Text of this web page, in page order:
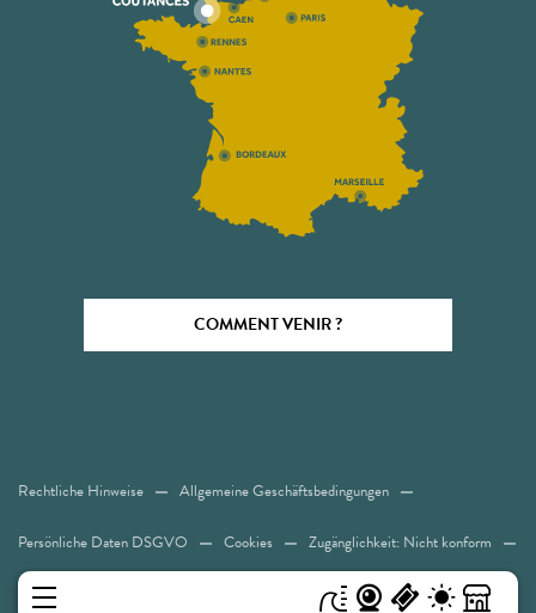
COMMENT VENIR ?
Rechtliche Hinweise Allgemeine Geschäftsbedingungen
Persönliche Daten DSGVO Cookies Zugänglichkeit: Nicht konform
Sitemap